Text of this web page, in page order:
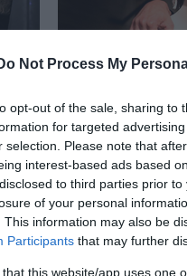
Not Process My
opt-out of the sale, sharing
for targeted
selection. Please note that
interest-based ads based
to third parties prior
of your personal
This information may also be
Participants that may further
that this website/app uses one
kisebbségi arc”
Nagypál Gábort,
kérdezte a
rendszerkritikus